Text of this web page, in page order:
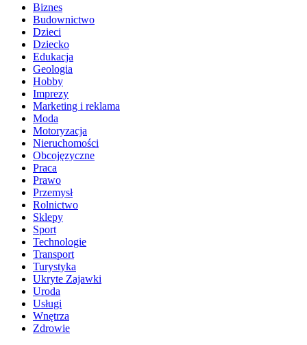
Biznes
Budownictwo
Dzieci
Dziecko
Edukacja
Geologia
Hobby
Imprezy
Marketing i reklama
Moda
Motoryzacja
Nieruchomości
Obcojęzyczne
Praca
Prawo
Przemysł
Rolnictwo
Sklepy
Sport
Technologie
Transport
Turystyka
Ukryte Zajawki
Uroda
Usługi
Wnętrza
Zdrowie